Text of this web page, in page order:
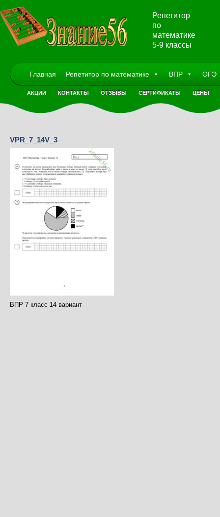
Репетитор
по
математике
5-9 классы
Главная Репетитор по математике ВПР ОГЭ
АКЦИИ КОНТАКТЫ ОТЗЫВЫ СЕРТИФИКАТЫ ЦЕНЫ
VPR_7_14V_3
ВПР 7 класс 14 вариант